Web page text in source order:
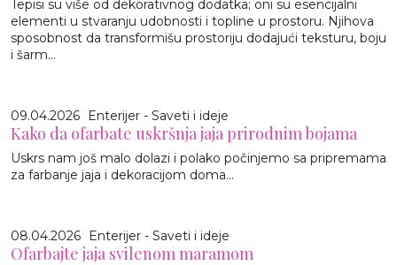
Tepisi su više od dekorativnog dodatka; oni su esencijalni
elementi u stvaranju udobnosti i topline u prostoru. Njihova
sposobnost da transformišu prostoriju dodajući teksturu, boju
i šarm...
09.04.2026 Enterijer - Saveti i ideje
Kako da ofarbate uskršnja jaja prirodnim bojama
Uskrs nam još malo dolazi i polako počinjemo sa pripremama
za farbanje jaja i dekoracijom doma...
08.04.2026 Enterijer - Saveti i ideje
Ofarbajte jaja svilenom maramom